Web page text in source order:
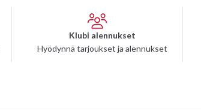
Klubi alennukset
Hyödynnä tarjoukset ja alennukset